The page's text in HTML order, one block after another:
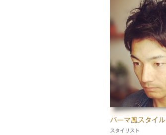
パーマ風スタイル
スタイリスト